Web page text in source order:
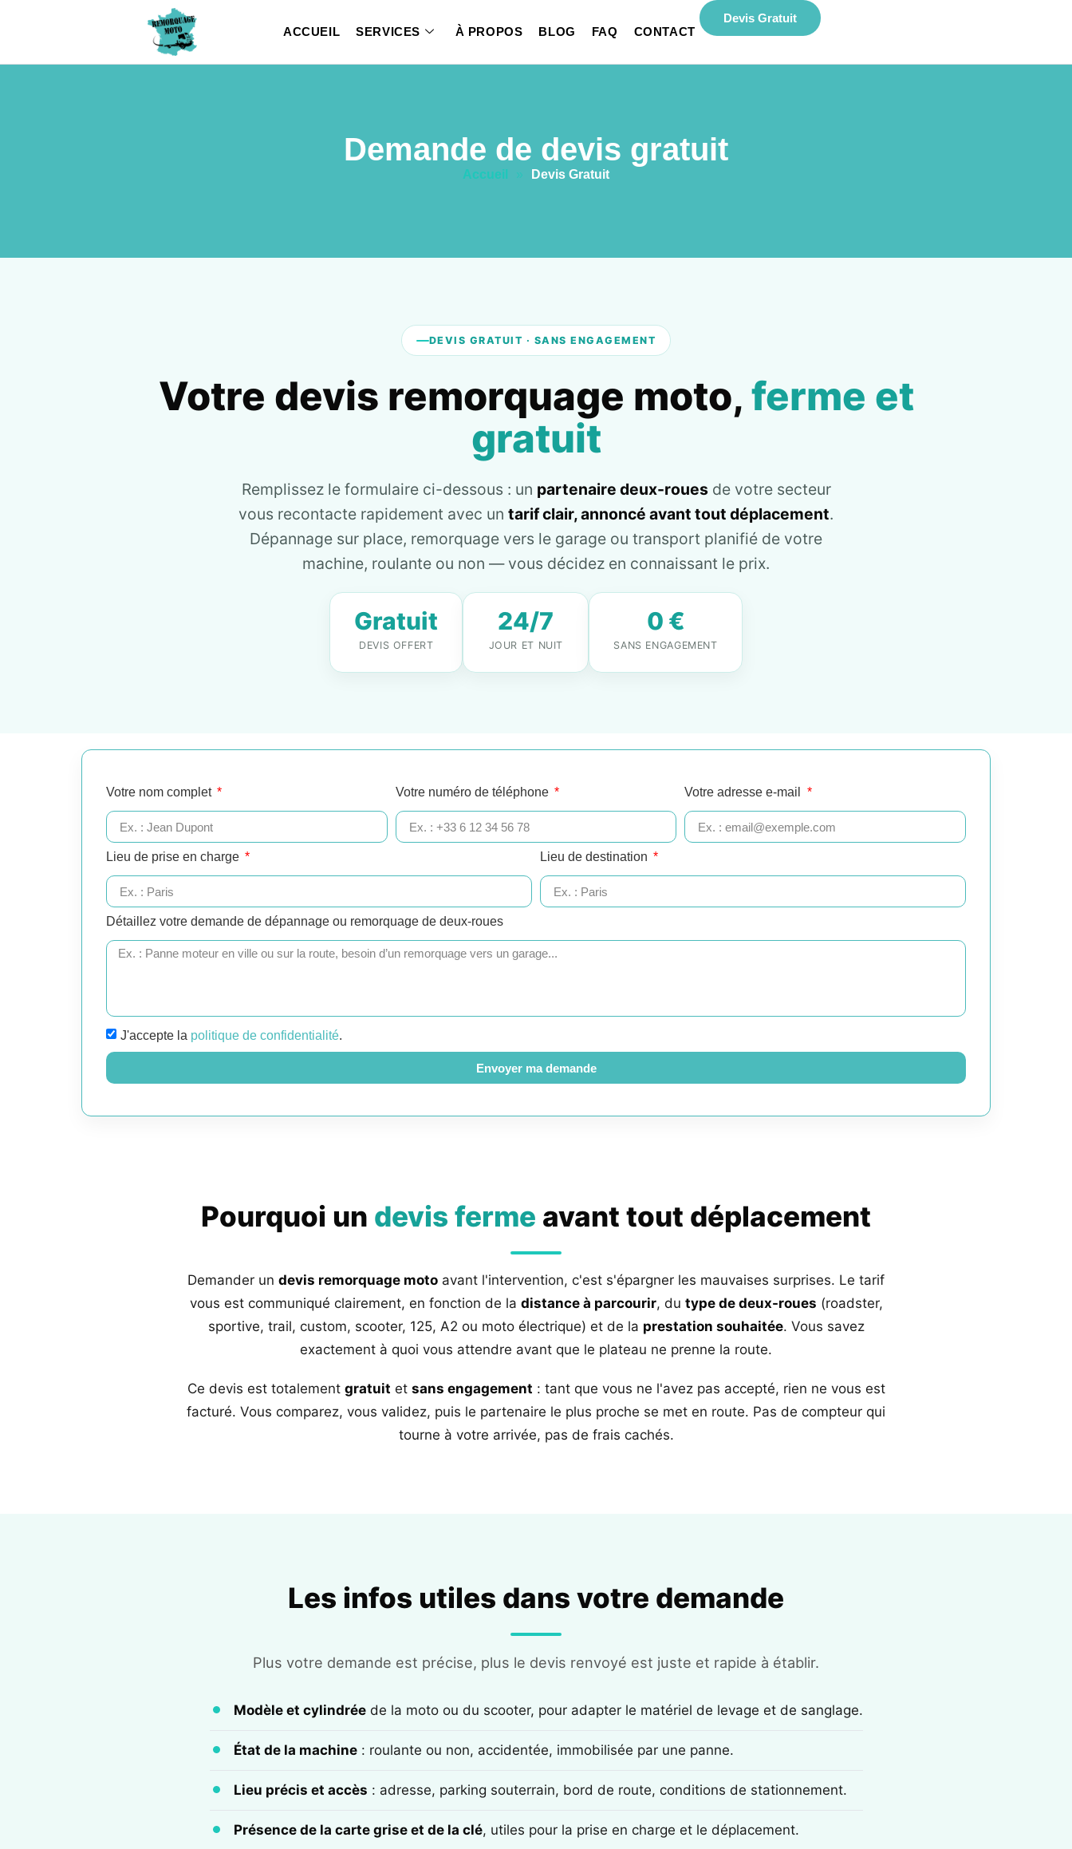
ACCUEIL SERVICES À PROPOS BLOG FAQ CONTACT
Devis Gratuit
Demande de devis gratuit
Accueil » Devis Gratuit
DEVIS GRATUIT · SANS ENGAGEMENT
Votre devis remorquage moto, ferme et
gratuit
Remplissez le formulaire ci-dessous : un partenaire deux-rouesde votre secteur
vous recontacte rapidement avec un tarif clair, annoncé avant tout déplacement.
Dépannage sur place, remorquage vers le garage ou transport planifié de votre
machine, roulante ou non — vous décidez en connaissant le prix.
Gratuit
DEVIS OFFERT
24/7
JOUR ET NUIT
0 €
SANS ENGAGEMENT
Votre nom complet Votre numéro de téléphone Votre adresse e-mail
Lieu de prise en charge Lieu de destination
Détaillez votre demande de dépannage ou remorquage de deux-roues
J'accepte la politique de confidentialité.
Envoyer ma demande
Pourquoi un devis ferme avant tout déplacement
Demander un devis remorquage moto avant l'intervention, c'est s'épargner les mauvaises surprises. Le tarif
vous est communiqué clairement, en fonction de la distance à parcourir, du type de deux-roues (roadster,
sportive, trail, custom, scooter, 125, A2 ou moto électrique) et de la prestation souhaitée. Vous savez
exactement à quoi vous attendre avant que le plateau ne prenne la route.
Ce devis est totalement gratuit et sans engagement : tant que vous ne l'avez pas accepté, rien ne vous est
facturé. Vous comparez, vous validez, puis le partenaire le plus proche se met en route. Pas de compteur qui
tourne à votre arrivée, pas de frais cachés.
Les infos utiles dans votre demande
Plus votre demande est précise, plus le devis renvoyé est juste et rapide à établir.
Modèle et cylindréede la moto ou du scooter, pour adapter le matériel de levage et de sanglage.
État de la machine: roulante ou non, accidentée, immobilisée par une panne.
Lieu précis et accès : adresse, parking souterrain, bord de route, conditions de stationnement.
Présence de la carte grise et de la clé, utiles pour la prise en charge et le déplacement.